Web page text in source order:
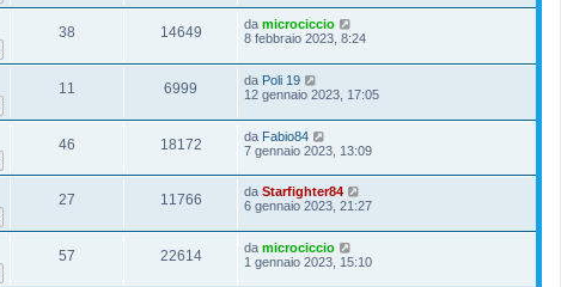
38 14649 da microciccio
8 febbraio 2023, 8:24
11 6999 da Poli 19
12 gennaio 2023, 17:05
46 18172 da Fabio84
7 gennaio 2023, 13:09
27 11766 da Starfighter84
6 gennaio 2023, 21:27
57 22614 da microciccio
1 gennaio 2023, 15:10